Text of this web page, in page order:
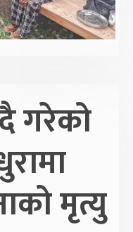
गरेको
मृत्यु